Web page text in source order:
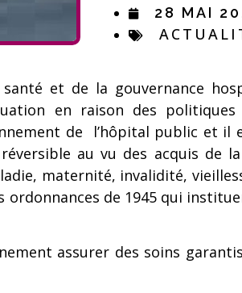
28 MAI
et de la gouvernance
en raison des politiques
de l’hôpital public et il
au vu des acquis de
maternité, invalidité,
de 1945 qui
assurer des soins